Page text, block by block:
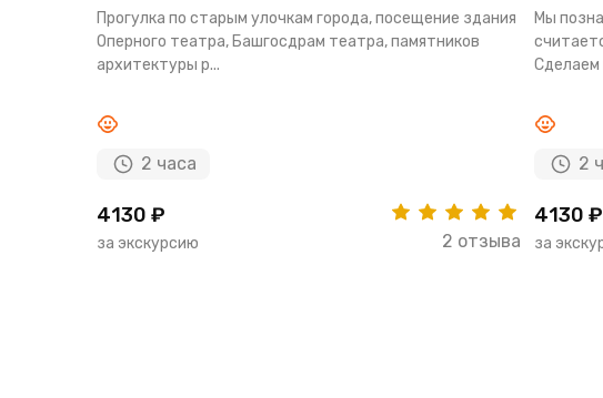
Прогулка по старым улочкам города, посещение здания
Оперного театра, Башгосдрам театра, памятников
архитектуры р...
2 часа
4130 ₽
за экскурсию 2 отзыва
Мы
Сделаем
2
4130 ₽
за